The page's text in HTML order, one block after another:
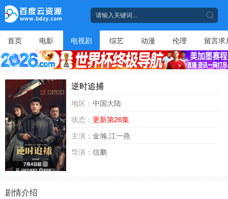
首页 电影 电视剧 综艺 动漫 伦理 留言求
逆时追捕
地区： 中国大陆
状态： 更新第26集
主演： 金瀚,江一燕
导演： 信鹏
剧情介绍